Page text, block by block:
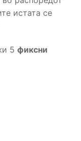
истата се
5 фиксни